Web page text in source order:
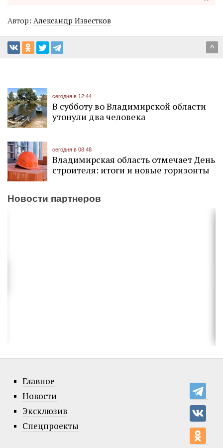
Автор: Александр Известков
^
сегодня в 12:44
В субботу во Владимирской области
утонули два человека
сегодня в 08:48
Владимирская область отмечает День
строителя: итоги и новые горизонты
Новости партнеров
Главное
Новости
Эксклюзив
Спецпроекты